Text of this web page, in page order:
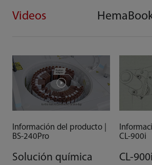
Videos
Información del producto |
BS-240Pro
Solución química
CL-900i
CL-